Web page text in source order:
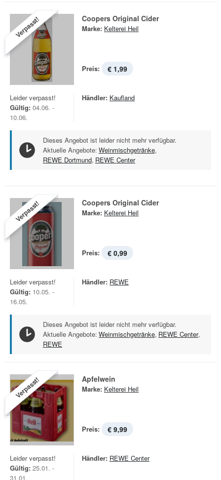
Verpasst! Coopers Original Cider
Marke: Kelterei Heil
Preis: € 1,99
Leider verpasst!
Gültig: 04.06. -
10.06.
Händler: Kaufland
Dieses Angebot ist leider nicht mehr verfügbar.
Aktuelle Angebote: Weinmischgetränke,
REWE Dortmund, REWE Center
Verpasst! Coopers Original Cider
Marke: Kelterei Heil
Preis: € 0,99
Leider verpasst!
Gültig: 10.05. -
16.05.
Händler: REWE
Dieses Angebot ist leider nicht mehr verfügbar.
Aktuelle Angebote: Weinmischgetränke, REWE Center,
REWE
Verpasst! Apfelwein
Marke: Kelterei Heil
Preis: € 9,99
Leider verpasst!
Gültig: 25.01. -
31.01.
Händler: REWE Center